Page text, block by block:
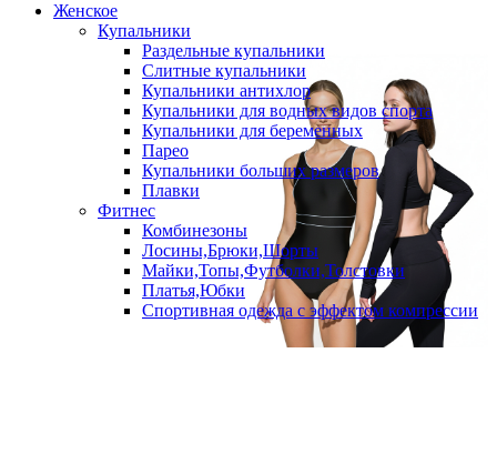
Женское
Купальники
Раздельные купальники
Слитные купальники
Купальники антихлор
Купальники для водных видов спорта
Купальники для беременных
Парео
Купальники больших размеров
Плавки
Фитнес
Комбинезоны
Лосины,Брюки,Шорты
Майки,Топы,Футболки,Толстовки
Платья,Юбки
Спортивная одежда с эффектом компрессии